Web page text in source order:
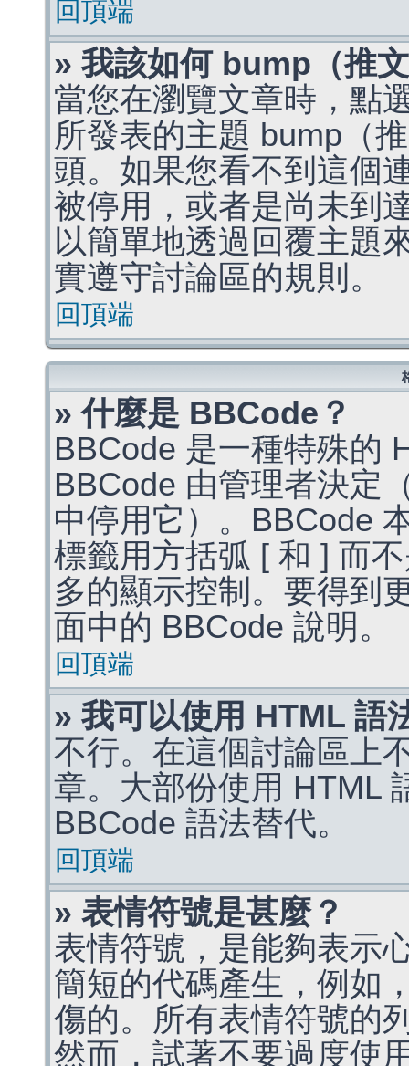
回頂端
» 我該如何 bump（推
當您在瀏覽文章時，點
所發表的主題 bump（
頭。如果您看不到這個
被停用，或者是尚未到
以簡單地透過回覆主題
實遵守討論區的規則。
回頂端
» 什麼是 BBCode？
BBCode 是一種特殊的
BBCode 由管理者決定
中停用它）。BBCode
標籤用方括弧 [ 和 ] 而
多的顯示控制。要得到
面中的 BBCode 說明。
回頂端
» 我可以使用 HTML 語
不行。在這個討論區上
章。大部份使用 HTML
BBCode 語法替代。
回頂端
» 表情符號是甚麼？
表情符號，是能夠表示
簡短的代碼產生，例如
傷的。所有表情符號的
然而，試著不要過度使